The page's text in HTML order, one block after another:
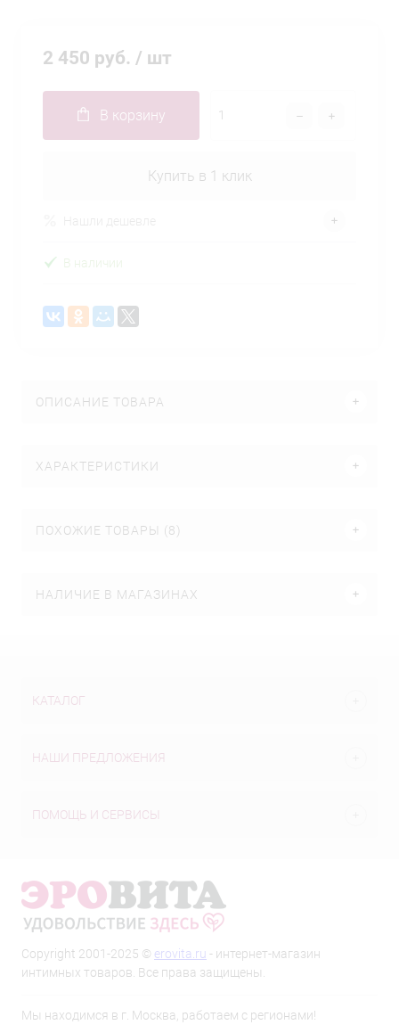
2 450 руб. / шт
В корзину
Купить в 1 клик
В наличии
ОПИСАНИЕ ТОВАРА
ХАРАКТЕРИСТИКИ
ПОХОЖИЕ ТОВАРЫ (8)
НАЛИЧИЕ В МАГАЗИНАХ
КАТАЛОГ
НАШИ ПРЕДЛОЖЕНИЯ
ПОМОЩЬ И СЕРВИСЫ
Copyright 2001-2025 © erovita.ru - интернет-магазин
интимных товаров. Все права защищены.
Мы находимся в г. Москва, работаем с регионами!